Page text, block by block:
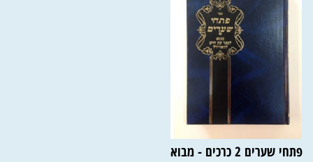
פתחי שערים 2 כרכים - מבוא